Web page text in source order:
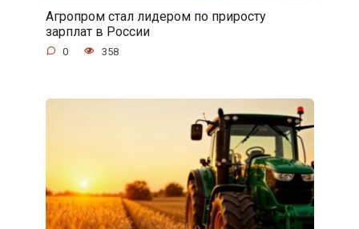
Агропром стал лидером по приросту
зарплат в России
0 358